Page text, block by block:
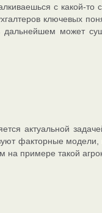
с какой-то
ключевых
может
актуальной
факторные модели,
примере такой